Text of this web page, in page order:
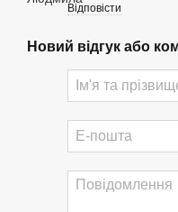
Відповісти
Новий відгук або